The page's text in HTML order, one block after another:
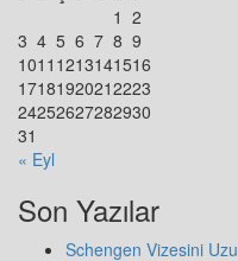
1 2
3 4 5 6 7 8 9
1011 1213141516
17181920212223
24252627282930
31
« Eyl
Son Yazılar
Schengen Vizesini